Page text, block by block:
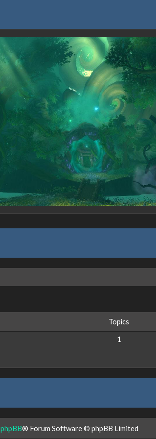
Topics
1
phpBB® Forum Software © phpBB Limited